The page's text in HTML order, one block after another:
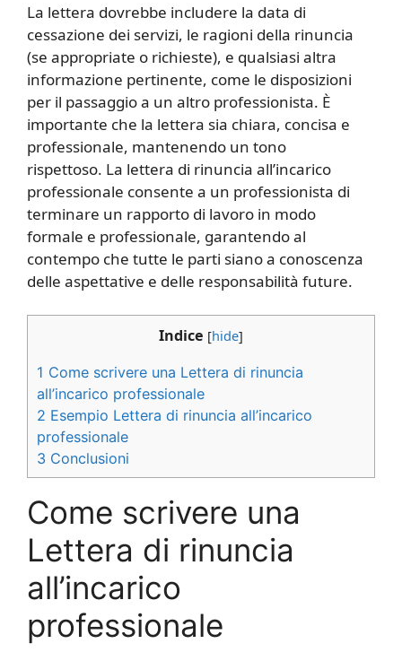
La lettera dovrebbe includere la data di
cessazione dei servizi, le ragioni della rinuncia
(se appropriate o richieste), e qualsiasi altra
informazione pertinente, come le disposizioni
per il passaggio a un altro professionista. È
importante che la lettera sia chiara, concisa e
professionale, mantenendo un tono
rispettoso. La lettera di rinuncia all’incarico
professionale consente a un professionista di
terminare un rapporto di lavoro in modo
formale e professionale, garantendo al
contempo che tutte le parti siano a conoscenza
delle aspettative e delle responsabilità future.
Indice [hide]
1 Come scrivere una Lettera di rinuncia
all’incarico professionale
2 Esempio Lettera di rinuncia all’incarico
professionale
3 Conclusioni
Come scrivere una
Lettera di rinuncia
all’incarico
professionale